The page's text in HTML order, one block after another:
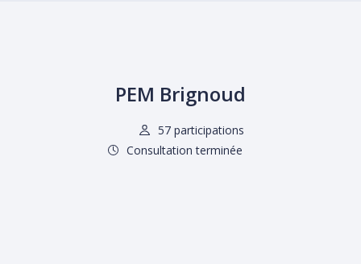
PEM Brignoud
57 participations
Consultation terminée